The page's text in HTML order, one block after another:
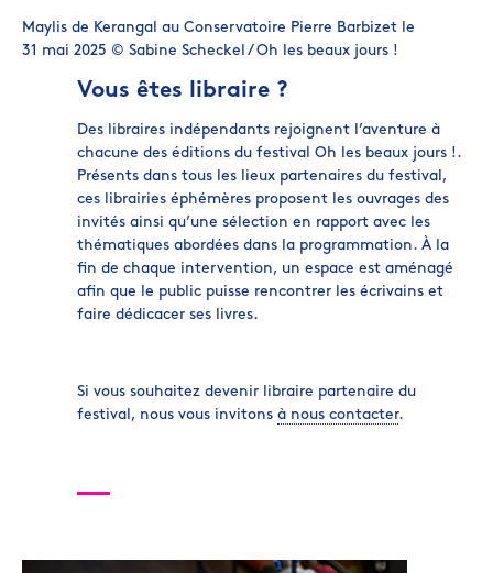
Maylis de Kerangal au Conservatoire Pierre Barbizet le
31 mai 2025 © Sabine Scheckel / Oh les beaux jours !
Vous êtes libraire ?
Des libraires indépendants rejoignent l’aventure à
chacune des éditions du festival Oh les beaux jours !.
Présents dans tous les lieux partenaires du festival,
ces librairies éphémères proposent les ouvrages des
invités ainsi qu’une sélection en rapport avec les
thématiques abordées dans la programmation. À la
fin de chaque intervention, un espace est aménagé
afin que le public puisse rencontrer les écrivains et
faire dédicacer ses livres.
Si vous souhaitez devenir libraire partenaire du
festival, nous vous invitons à nous contacter.